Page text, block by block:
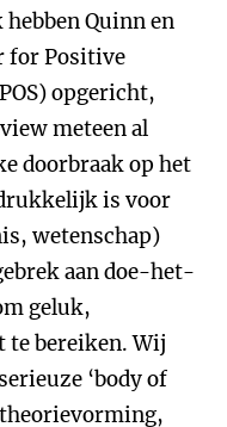
hebben Quinn en
for Positive
opgericht,
meteen al
doorbraak op het
is voor
wetenschap)
aan doe-het-
geluk,
bereiken. Wij
‘body of